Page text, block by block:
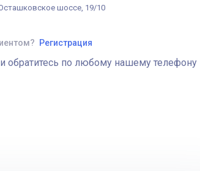
шоссе, 19/10
Регистрация
по любому нашему телефону